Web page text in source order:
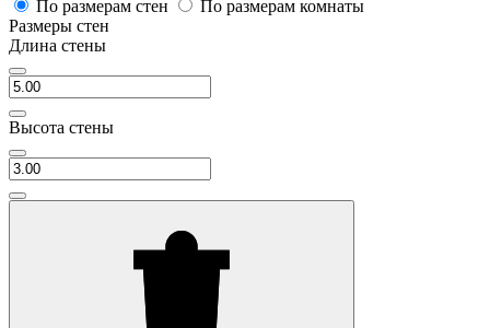
По размерам стен
По размерам комнаты
Размеры стен
Длина стены
Высота стены